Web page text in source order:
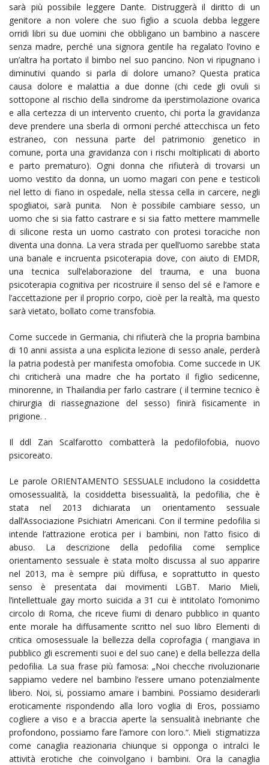
sarà più possibile leggere Dante. Distruggerà il diritto di un
genitore a non volere che suo figlio a scuola debba leggere
orridi libri su due uomini che obbligano un bambino a nascere
senza madre, perché una signora gentile ha regalato l’ovino e
un’altra ha portato il bimbo nel suo pancino. Non vi ripugnano i
diminutivi quando si parla di dolore umano? Questa pratica
causa dolore e malattia a due donne (chi cede gli ovuli si
sottopone al rischio della sindrome da iperstimolazione ovarica
e alla certezza di un intervento cruento, chi porta la gravidanza
deve prendere una sberla di ormoni perché attecchisca un feto
estraneo, con nessuna parte del patrimonio genetico in
comune, porta una gravidanza con i rischi moltiplicati di aborto
e parto prematuro). Ogni donna che rifiuterà di trovarsi un
uomo vestito da donna, un uomo magari con pene e testicoli
nel letto di fiano in ospedale, nella stessa cella in carcere, negli
spogliatoi, sarà punita. Non è possibile cambiare sesso, un
uomo che si sia fatto castrare e si sia fatto mettere mammelle
di silicone resta un uomo castrato con protesi toraciche non
diventa una donna. La vera strada per quell’uomo sarebbe stata
una banale e incruenta psicoterapia dove, con aiuto di EMDR,
una tecnica sull’elaborazione del trauma, e una buona
psicoterapia cognitiva per ricostruire il senso del sé e l’amore e
l’accettazione per il proprio corpo, cioè per la realtà, ma questo
sarà vietato, bollato come transfobia.
Come succede in Germania, chi rifiuterà che la propria bambina
di 10 anni assista a una esplicita lezione di sesso anale, perderà
la patria podestà per manifesta omofobia. Come succede in UK
chi criticherà una madre che ha portato il figlio sedicenne,
minorenne, in Thailandia per farlo castrare ( il termine tecnico è
chirurgia di riassegnazione del sesso) finirà fisicamente in
prigione. .
Il ddl Zan Scalfarotto combatterà la pedofilofobia, nuovo
psicoreato.
Le parole ORIENTAMENTO SESSUALE includono la cosiddetta
omosessualità, la cosiddetta bisessualità, la pedofilia, che è
stata nel 2013 dichiarata un orientamento sessuale
dall’Associazione Psichiatri Americani. Con il termine pedofilia si
intende l’attrazione erotica per i bambini, non l’atto fisico di
abuso. La descrizione della pedofilia come semplice
orientamento sessuale è stata molto discussa al suo apparire
nel 2013, ma è sempre più diffusa, e soprattutto in questo
senso è presentata dai movimenti LGBT. Mario Mieli,
l’intellettuale gay morto suicida a 31 cui è intitolato l’omonimo
circolo di Roma, che riceve fiumi di denaro pubblico in quanto
ente morale ha diffusamente scritto nel suo libro Elementi di
critica omosessuale la bellezza della coprofagia ( mangiava in
pubblico gli escrementi suoi e del suo cane) e della bellezza della
pedofilia. La sua frase più famosa: „Noi checche rivoluzionarie
sappiamo vedere nel bambino l’essere umano potenzialmente
libero. Noi, si, possiamo amare i bambini. Possiamo desiderarli
eroticamente rispondendo alla loro voglia di Eros, possiamo
cogliere a viso e a braccia aperte la sensualità inebriante che
profondono, possiamo fare l’amore con loro.“. Mieli stigmatizza
come canaglia reazionaria chiunque si opponga o intralci le
attività erotiche che coinvolgano i bambini. Ora la canaglia